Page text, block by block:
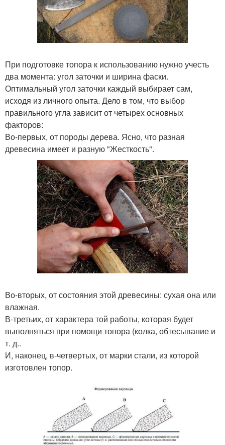
При подготовке топора к использованию нужно учесть
два момента: угол заточки и ширина фаски.
Оптимальный угол заточки каждый выбирает сам,
исходя из личного опыта. Дело в том, что выбор
правильного угла зависит от четырех основных
факторов:
Во-первых, от породы дерева. Ясно, что разная
древесина имеет и разную "Жесткость".
Во-вторых, от состояния этой древесины: сухая она или
влажная.
В-третьих, от характера той работы, которая будет
выполняться при помощи топора (колка, обтесывание и
т. д..
И, наконец, в-четвертых, от марки стали, из которой
изготовлен топор.